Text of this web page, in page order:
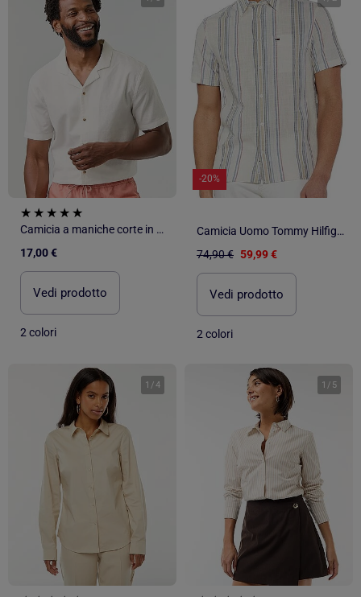
Camicia a maniche corte in misto lino
17,00 €
Vedi prodotto
2 colori
-20%
Camicia Uomo Tommy Hilfiger a Righe
74,90 € 59,99 €
Vedi prodotto
2 colori
1 /4 1 / 5